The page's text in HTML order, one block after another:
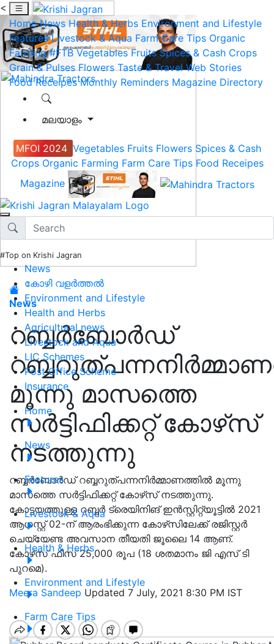
<
Home News Health & Herbs Environment and Lifestyle
Features Livestock & Aqua Farm Care Tips Organic
Farming #FTB Vegetables Fruits Spices & Cash Crops
Grain & Pulses Flowers Taste & Travel Web Stories
Food Receipes Monthly Reminders Magazine Directory
മലയാളം
MFOI 2024 Vegetables Fruits Flowers Spices & Cash
Crops Organic Farming Farm Care Tips Food Receipes
Magazine
#Top on Krishi Jagran
News
കോഴി വളർത്തൽ
Environment and Lifestyle
Health and Herbs
Agricultural news
Livestock and Aqua
LIC Schemes
Post Office Scheme
Insurance
Home
News
Features
Livestock & Aqua
Health & Herbs
Environment and Lifestyle
Farm Care Tips
News
റബ്ബര്‍ബോര്‍ഡ്
മൂന്നു മാസത്തെ
സര്‍ട്ടിഫിക്കറ്റ് കോഴ്‌സ്
നടത്തുന്നു
റബ്ബര്‍ബോര്‍ഡ് റബ്ബറുത്പന്നനിര്‍മ്മാണത്തില്‍ മൂന്നു
മാസത്തെ സര്‍ട്ടിഫിക്കറ്റ് കോഴ്‌സ് നടത്തുന്നു.
കോട്ടയത്തുള്ള റബ്ബര്‍ ട്രെയിനിങ് ഇന്‍സ്റ്റിറ്റ്യൂട്ടില്‍ 2021
ആഗസ്റ്റ് 02-ന് ആരംഭിക്കുന്ന കോഴ്‌സിലേക്ക് രജിസ്റ്റര്‍
ചെയ്യേണ്ട അവസാന തീയതി ജൂലൈ 14 ആണ്.
കോഴ്‌സ് ഫീസ് 25,000 രൂപ (18 ശതമാനം ജി എസ് ടി
പുറമെ).
Meera Sandeep Updated 7 July, 2021 8:30 PM IST